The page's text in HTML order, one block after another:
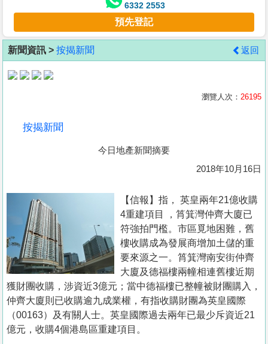
客
地
產
手
冊
關
於
我
們
6332 2553
預先登記
新聞資訊 > 按揭新聞 返回
瀏覽人次： 26195
按揭新聞
今日地產新聞摘要
2018年10月16日
【信報】指， 英皇兩年21億收購
4重建項目 ，筲箕灣仲齊大廈已
符強拍門檻。市區覓地困難，舊
樓收購成為發展商增加土儲的重
要來源之一。筲箕灣南安街仲齊
大廈及德福樓兩幢相連舊樓近期
獲財團收購，涉資近3億元；當中德福樓已整幢被財團購入，
仲齊大廈則已收購逾九成業權，有指收購財團為英皇國際
（00163）及有關人士。英皇國際過去兩年已最少斥資近21
億元，收購4個港島區重建項目。